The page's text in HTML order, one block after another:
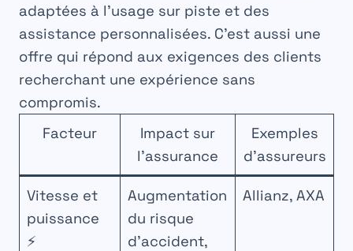
adaptées à l’usage sur piste et des
assistance personnalisées. C’est aussi une
offre qui répond aux exigences des clients
recherchant une expérience sans
compromis.
Facteur
Impact sur
l’assurance
Exemples
d’assureurs
Vitesse et
puissance
⚡
Augmentation
du risque
d’accident,
Allianz, AXA